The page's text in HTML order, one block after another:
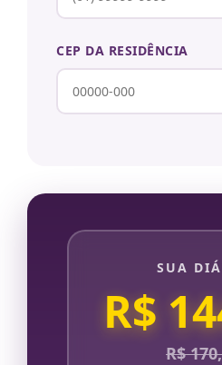
CEP DA RESIDÊNCIA
SUA
R$
R$